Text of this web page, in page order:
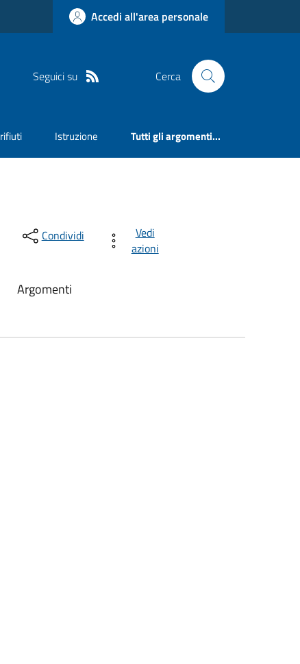
Accedi all'area personale
Seguici su Cerca
Istruzione Tutti gli argomenti...
Condividi
Vedi
azioni
Argomenti